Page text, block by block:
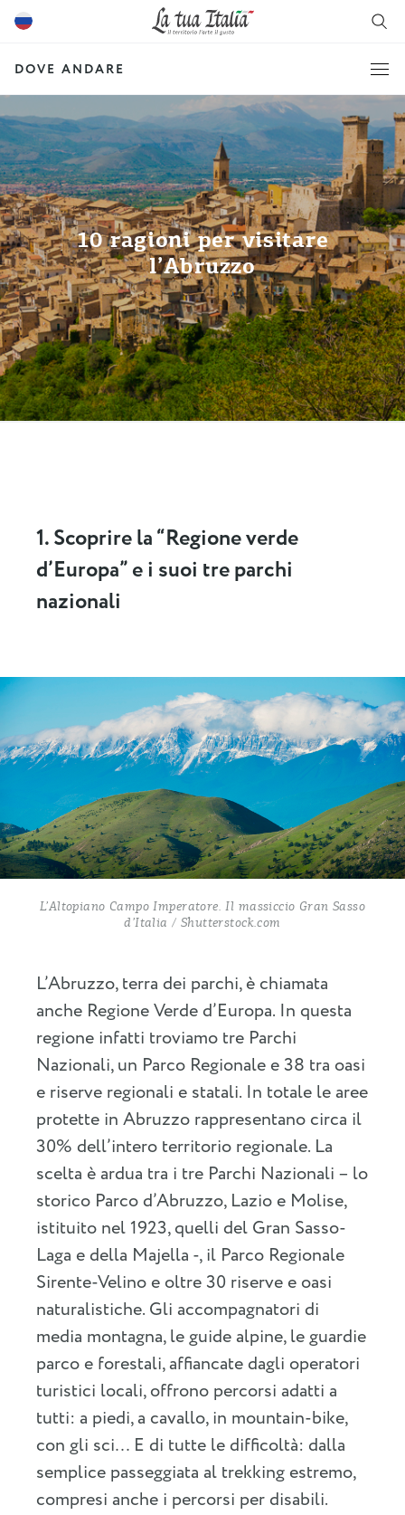
DOVE ANDARE
10 ragioni per visitare
l’Abruzzo
1. Scoprire la “Regione verde
d’Europa” e i suoi tre parchi
nazionali
L’Altopiano Campo Imperatore. Il massiccio Gran Sasso
d’Italia / Shutterstock.com
L’Abruzzo, terra dei parchi, è chiamata
anche Regione Verde d’Europa. In questa
regione infatti troviamo tre Parchi
Nazionali, un Parco Regionale e 38 tra oasi
e riserve regionali e statali. In totale le aree
protette in Abruzzo rappresentano circa il
30% dell’intero territorio regionale. La
scelta è ardua tra i tre Parchi Nazionali – lo
storico Parco d’Abruzzo, Lazio e Molise,
istituito nel 1923, quelli del Gran Sasso-
Laga e della Majella -, il Parco Regionale
Sirente-Velino e oltre 30 riserve e oasi
naturalistiche. Gli accompagnatori di
media montagna, le guide alpine, le guardie
parco e forestali, affiancate dagli operatori
turistici locali, offrono percorsi adatti a
tutti: a piedi, a cavallo, in mountain-bike,
con gli sci… E di tutte le difficoltà: dalla
semplice passeggiata al trekking estremo,
compresi anche i percorsi per disabili.